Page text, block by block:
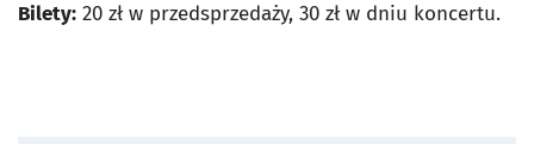
Bilety: 20 zł w przedsprzedaży, 30 zł w dniu koncertu.